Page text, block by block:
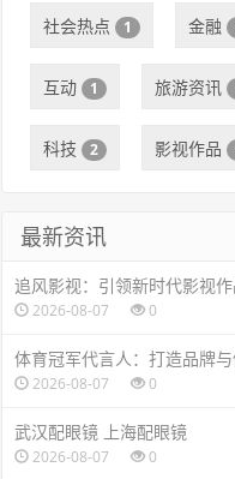
社会热点 1 金融
互动 1 旅游资讯
科技 2 影视作品
最新资讯
追风影视：引领新时代影视作
2026-08-07 0
体育冠军代言人：打造品牌与
2026-08-07 0
武汉配眼镜 上海配眼镜
2026-08-07 0